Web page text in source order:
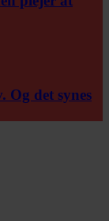
Og det synes